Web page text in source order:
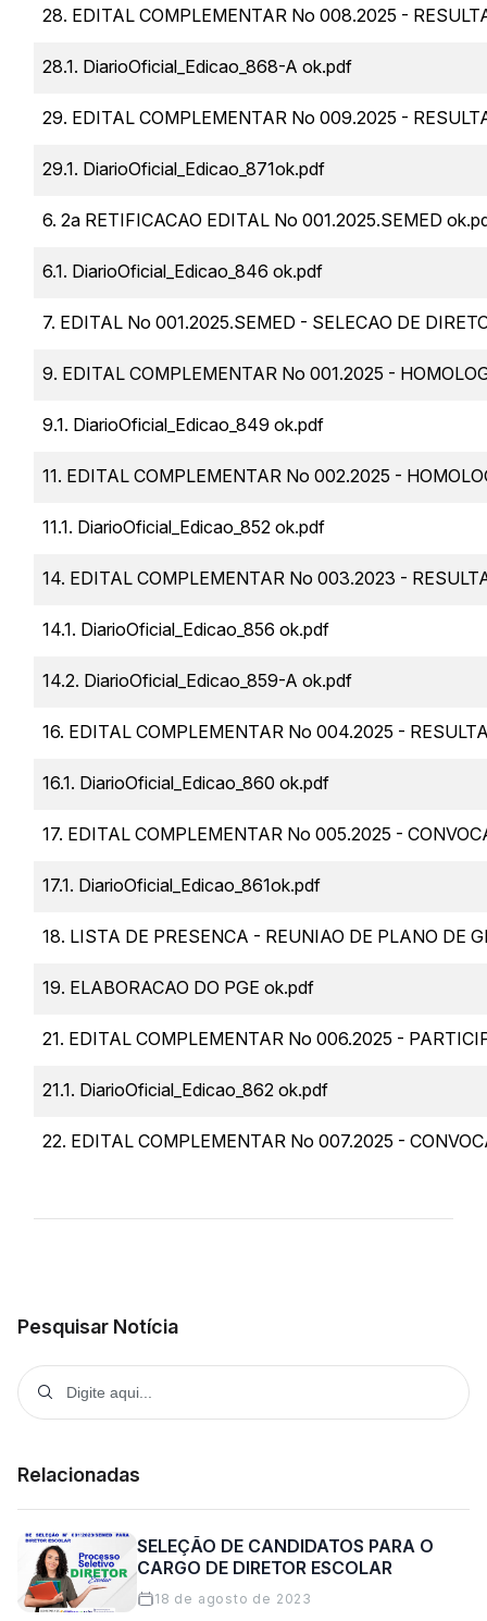
28. EDITAL COMPLEMENTAR No 008.2025 -
28.1. DiarioOficial_Edicao_868-A ok.pdf
29. EDITAL COMPLEMENTAR No 009.2025 -
29.1. DiarioOficial_Edicao_871ok.pdf
6. 2a RETIFICACAO EDITAL No 001.2025.SEMED
6.1. DiarioOficial_Edicao_846 ok.pdf
7. EDITAL No 001.2025.SEMED - SELECAO DE
9. EDITAL COMPLEMENTAR No 001.2025 -
9.1. DiarioOficial_Edicao_849 ok.pdf
11. EDITAL COMPLEMENTAR No 002.2025 -
11.1. DiarioOficial_Edicao_852 ok.pdf
14. EDITAL COMPLEMENTAR No 003.2023 -
14.1. DiarioOficial_Edicao_856 ok.pdf
14.2. DiarioOficial_Edicao_859-A ok.pdf
16. EDITAL COMPLEMENTAR No 004.2025 -
16.1. DiarioOficial_Edicao_860 ok.pdf
17. EDITAL COMPLEMENTAR No 005.2025 -
17.1. DiarioOficial_Edicao_861ok.pdf
18. LISTA DE PRESENCA - REUNIAO DE PLANO DE
19. ELABORACAO DO PGE ok.pdf
21. EDITAL COMPLEMENTAR No 006.2025 -
21.1. DiarioOficial_Edicao_862 ok.pdf
22. EDITAL COMPLEMENTAR No 007.2025 -
Pesquisar Notícia
Relacionadas
SELEÇÃO DE CANDIDATOS PARA O
CARGO DE DIRETOR ESCOLAR
18 de agosto de 2023